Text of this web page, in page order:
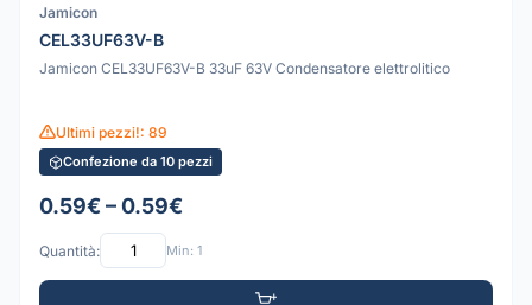
Jamicon
CEL33UF63V-B
Jamicon CEL33UF63V-B 33uF 63V Condensatore elettrolitico
Ultimi pezzi!: 89
Confezione da 10 pezzi
0.59€ – 0.59€
Quantità: Min: 1